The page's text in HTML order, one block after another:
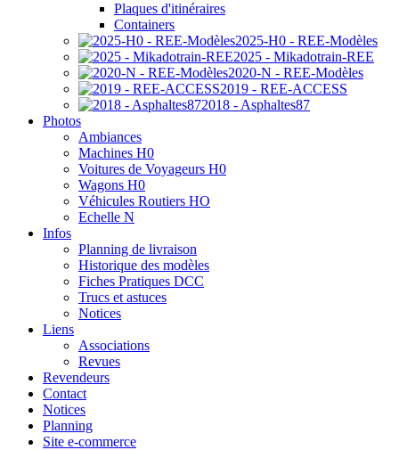
Plaques d'itinéraires
Containers
2025-H0 - REE-Modèles
2025 - Mikadotrain-REE
2020-N - REE-Modèles
2019 - REE-ACCESS
2018 - Asphaltes87
Photos
Ambiances
Machines H0
Voitures de Voyageurs H0
Wagons H0
Véhicules Routiers HO
Echelle N
Infos
Planning de livraison
Historique des modèles
Fiches Pratiques DCC
Trucs et astuces
Notices
Liens
Associations
Revues
Revendeurs
Contact
Notices
Planning
Site e-commerce